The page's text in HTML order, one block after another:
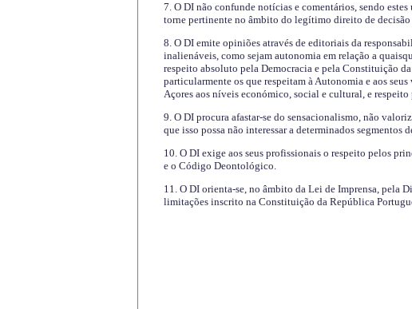
7. O DI não confunde notícias e comentários, sendo
torne pertinente no âmbito do legítimo direito de
8. O DI emite opiniões através de editoriais da
inalienáveis, como sejam autonomia em relação a
respeito absoluto pela Democracia e pela Constituição
particularmente os que respeitam à Autonomia e aos
Açores aos níveis económico, social e cultural, e
9. O DI procura afastar-se do sensacionalismo, não
que isso possa não interessar a determinados
10. O DI exige aos seus profissionais o respeito pelos
e o Código Deontológico.
11. O DI orienta-se, no âmbito da Lei de Imprensa, pela
limitações inscrito na Constituição da República